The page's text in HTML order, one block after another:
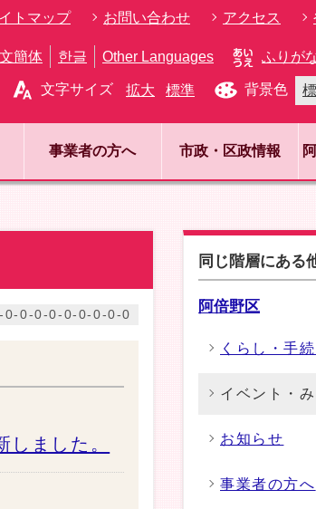
トマップ お問い合わせ アクセス
簡体 한글 Other Languages ふりが
文字サイズ 拡大 標準 背景色
事業者の方へ 市政・区政情報
0-0-0-0-0-0-0-0-0
ました。
同じ階層にある
阿倍野区
くらし・手
イベント・
お知らせ
事業者の方へ